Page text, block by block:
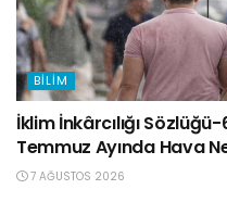
BILIM
İklim İnkârcılığı
Temmuz Ayında Hava
7 AĞUSTOS 2026